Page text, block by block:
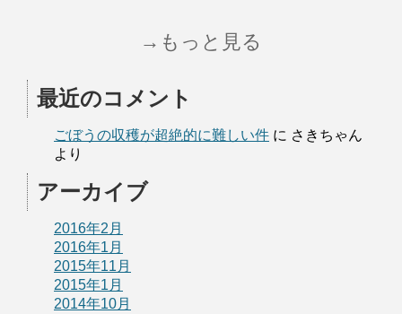
→もっと見る
最近のコメント
ごぼうの収穫が超絶的に難しい件 に さきちゃん
より
アーカイブ
2016年2月
2016年1月
2015年11月
2015年1月
2014年10月